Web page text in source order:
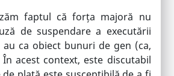
faptul că forța majoră nu
de suspendare a executării
ca obiect bunuri de gen (ca,
acest context, este discutabil